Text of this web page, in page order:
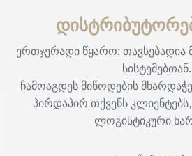
ერთჯერადი წყარო:
სისტემებთან.
ჩამოაგდეს მიწოდების
პირდაპირ თქვენს
ლოგისტიკური